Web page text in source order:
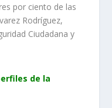
por ciento de las
Rodríguez,
Ciudadana y
de la